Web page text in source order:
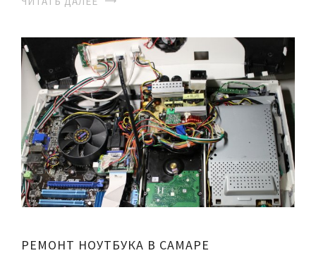
РЕМОНТ НОУТБУКА В САМАРЕ